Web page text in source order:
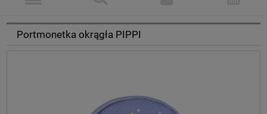
Portmonetka okrągła PIPPI